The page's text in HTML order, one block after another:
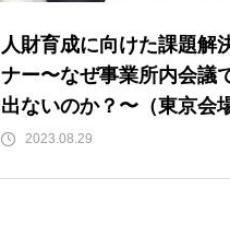
人財育成に向けた課題解
ナー〜なぜ事業所内会議
出ないのか？〜（東京会
2023.08.29